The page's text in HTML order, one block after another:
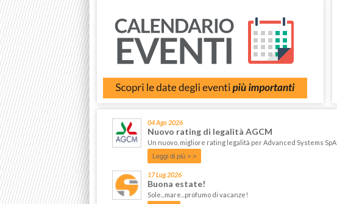
04 Ago 2026
Nuovo rating di legalità AGCM
Un nuovo, migliore rating legalità per Advanced Systems SpA
Leggi di più > >
17 Lug 2026
Buona estate!
Sole...mare...profumo di vacanze!